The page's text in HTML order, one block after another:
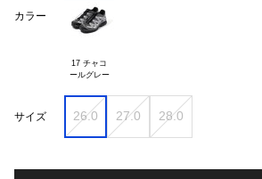
カラー
17 チャコ
ールグレー
サイズ 26.0 27.0 28.0